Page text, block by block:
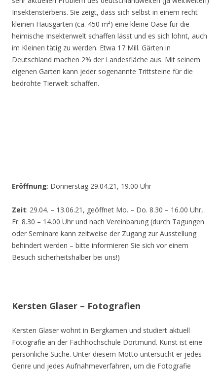
Insektensterbens. Sie zeigt, dass sich selbst in einem recht
kleinen Hausgarten (ca. 450 m²) eine kleine Oase für die
heimische Insektenwelt schaffen lässt und es sich lohnt, auch
im Kleinen tätig zu werden. Etwa 17 Mill. Gärten in
Deutschland machen 2% der Landesfläche aus. Mit seinem
eigenen Garten kann jeder sogenannte Trittsteine für die
bedrohte Tierwelt schaffen.
Eröffnung: Donnerstag 29.04.21, 19.00 Uhr
Zeit: 29.04. – 13.06.21, geöffnet Mo. – Do. 8.30 – 16.00 Uhr,
Fr. 8.30 – 14.00 Uhr und nach Vereinbarung (durch Tagungen
oder Seminare kann zeitweise der Zugang zur Ausstellung
behindert werden – bitte informieren Sie sich vor einem
Besuch sicherheitshalber bei uns!)
Kersten Glaser – Fotografien
Kersten Glaser wohnt in Bergkamen und studiert aktuell
Fotografie an der Fachhochschule Dortmund. Kunst ist eine
persönliche Suche. Unter diesem Motto untersucht er jedes
Genre und jedes Aufnahmeverfahren, um die Fotografie